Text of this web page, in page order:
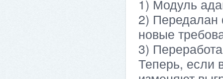
1) Модуль
2) Передалан
новые
3)
Теперь, если